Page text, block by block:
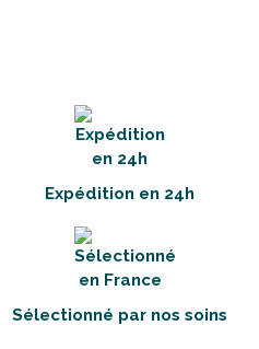
Expédition en 24h
Sélectionné par nos soins